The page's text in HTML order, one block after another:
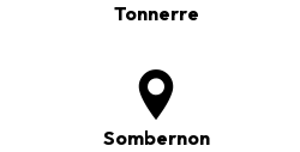
Tonnerre
Sombernon